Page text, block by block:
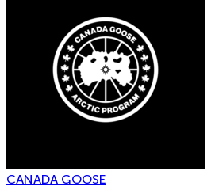
CANADA GOOSE